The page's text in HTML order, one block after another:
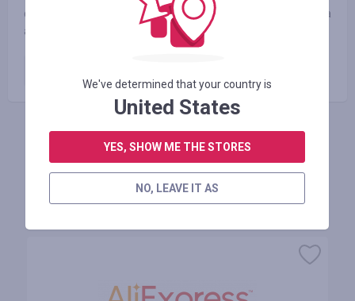
queira ir, a Rayna garante segurança e conforto durante toda
a sua estadia.
FAÇA LOGIN PARA DEIXAR UM COMENTÁRIO
We've determined that your country is
United States
YES, SHOW ME THE STORES
NO, LEAVE IT AS